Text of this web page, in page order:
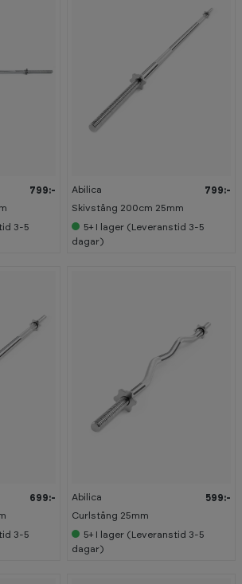
799:-
3-5
Abilica
Skivstång 200cm 25mm
799:-
5+
I lager (Leveranstid 3-5
dagar)
699:-
3-5
Abilica
Curlstång 25mm
599:-
5+ I lager (Leveranstid 3-5
dagar)